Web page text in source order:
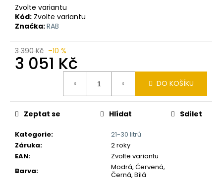
Zvolte variantu
Kód: Zvolte variantu
Značka:RAB
3 390 Kč –10 %
3 051 Kč
DO KOŠÍKU
Kategorie:
21-30 litrů
Záruka:
2 roky
EAN:
Zvolte variantu
Barva:
Modrá, Červená,
Černá, Bílá
Zeptat se Hlídat Sdílet
u
č
j
e
m